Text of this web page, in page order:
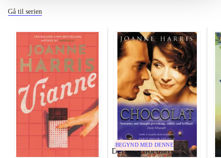
Gå til serien
BEGYND MED DENNE
Del 1 -Chocolat